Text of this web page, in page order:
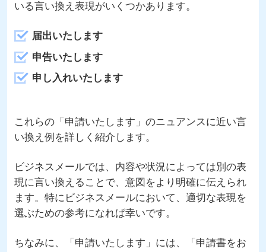
いる言い換え表現がいくつかあります。
届出いたします
申告いたします
申し入れいたします
これらの「申請いたします」のニュアンスに近い言
い換え例を詳しく紹介します。
ビジネスメールでは、内容や状況によっては別の表
現に言い換えることで、意図をより明確に伝えられ
ます。特にビジネスメールにおいて、適切な表現を
選ぶための参考になれば幸いです。
ちなみに、「申請いたします」には、「申請書をお